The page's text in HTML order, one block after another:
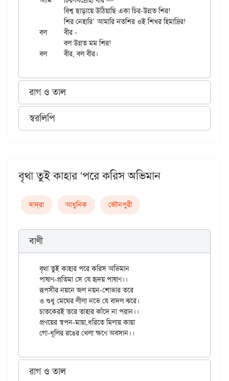
	বিশ্ব ছাড়ায়ে উঠিয়াছি একা চির-উন্নত শির!
	শির নেহারি’ আমারি নতশির ওই শিখর হিমাদ্রির!
বল	বীর -
	বল উন্নত মম শির!
রাগ ও তাল
স্বরলিপি
বৃথা তুই কাহার 'পরে করিস অভিমান
দাদ্‌রা আধুনিক জৌনপুরী
বাণী
বৃথা তুই কাহার পরে করিস অভিমান
পাষাণ-প্রতিমা সে যে হৃদয় পাষাণ।।
রূপসীর নয়নে জল নয়ন-শোভার তরে
ও শুধু মেঘের লীলা নভে যে বাদল ঝরে।
চাতকেরই তরে তাহার কাঁদে না পরান।।
প্রণয়ের স্বপন-মায়া,ধরিতে মিলায় কায়া
রাগ ও তাল